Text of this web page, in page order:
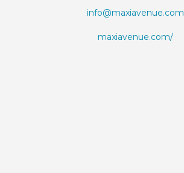
info@maxiavenue.com
maxiavenue.com/